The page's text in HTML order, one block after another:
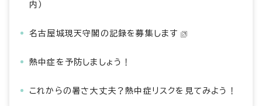
内）
名古屋城現天守閣の記録を募集します
熱中症を予防しましょう！
これからの暑さ大丈夫？熱中症リスクを見てみよう！